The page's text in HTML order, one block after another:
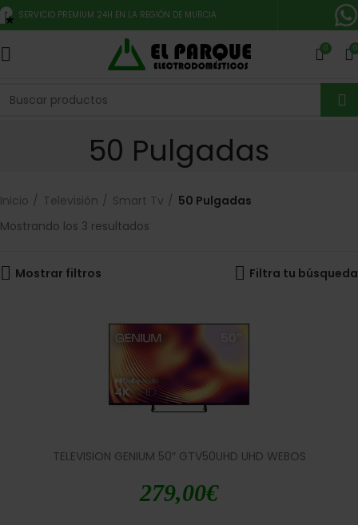
SERVICIO PREMIUM 24H EN LA REGIÓN DE MURCIA
0 0
50 Pulgadas
Inicio Televisión Smart Tv
50 Pulgadas
Mostrando los 3 resultados
Mostrar filtros Filtra tu búsqueda
TELEVISION GENIUM 50″ GTV50UHD UHD WEBOS
279,00€